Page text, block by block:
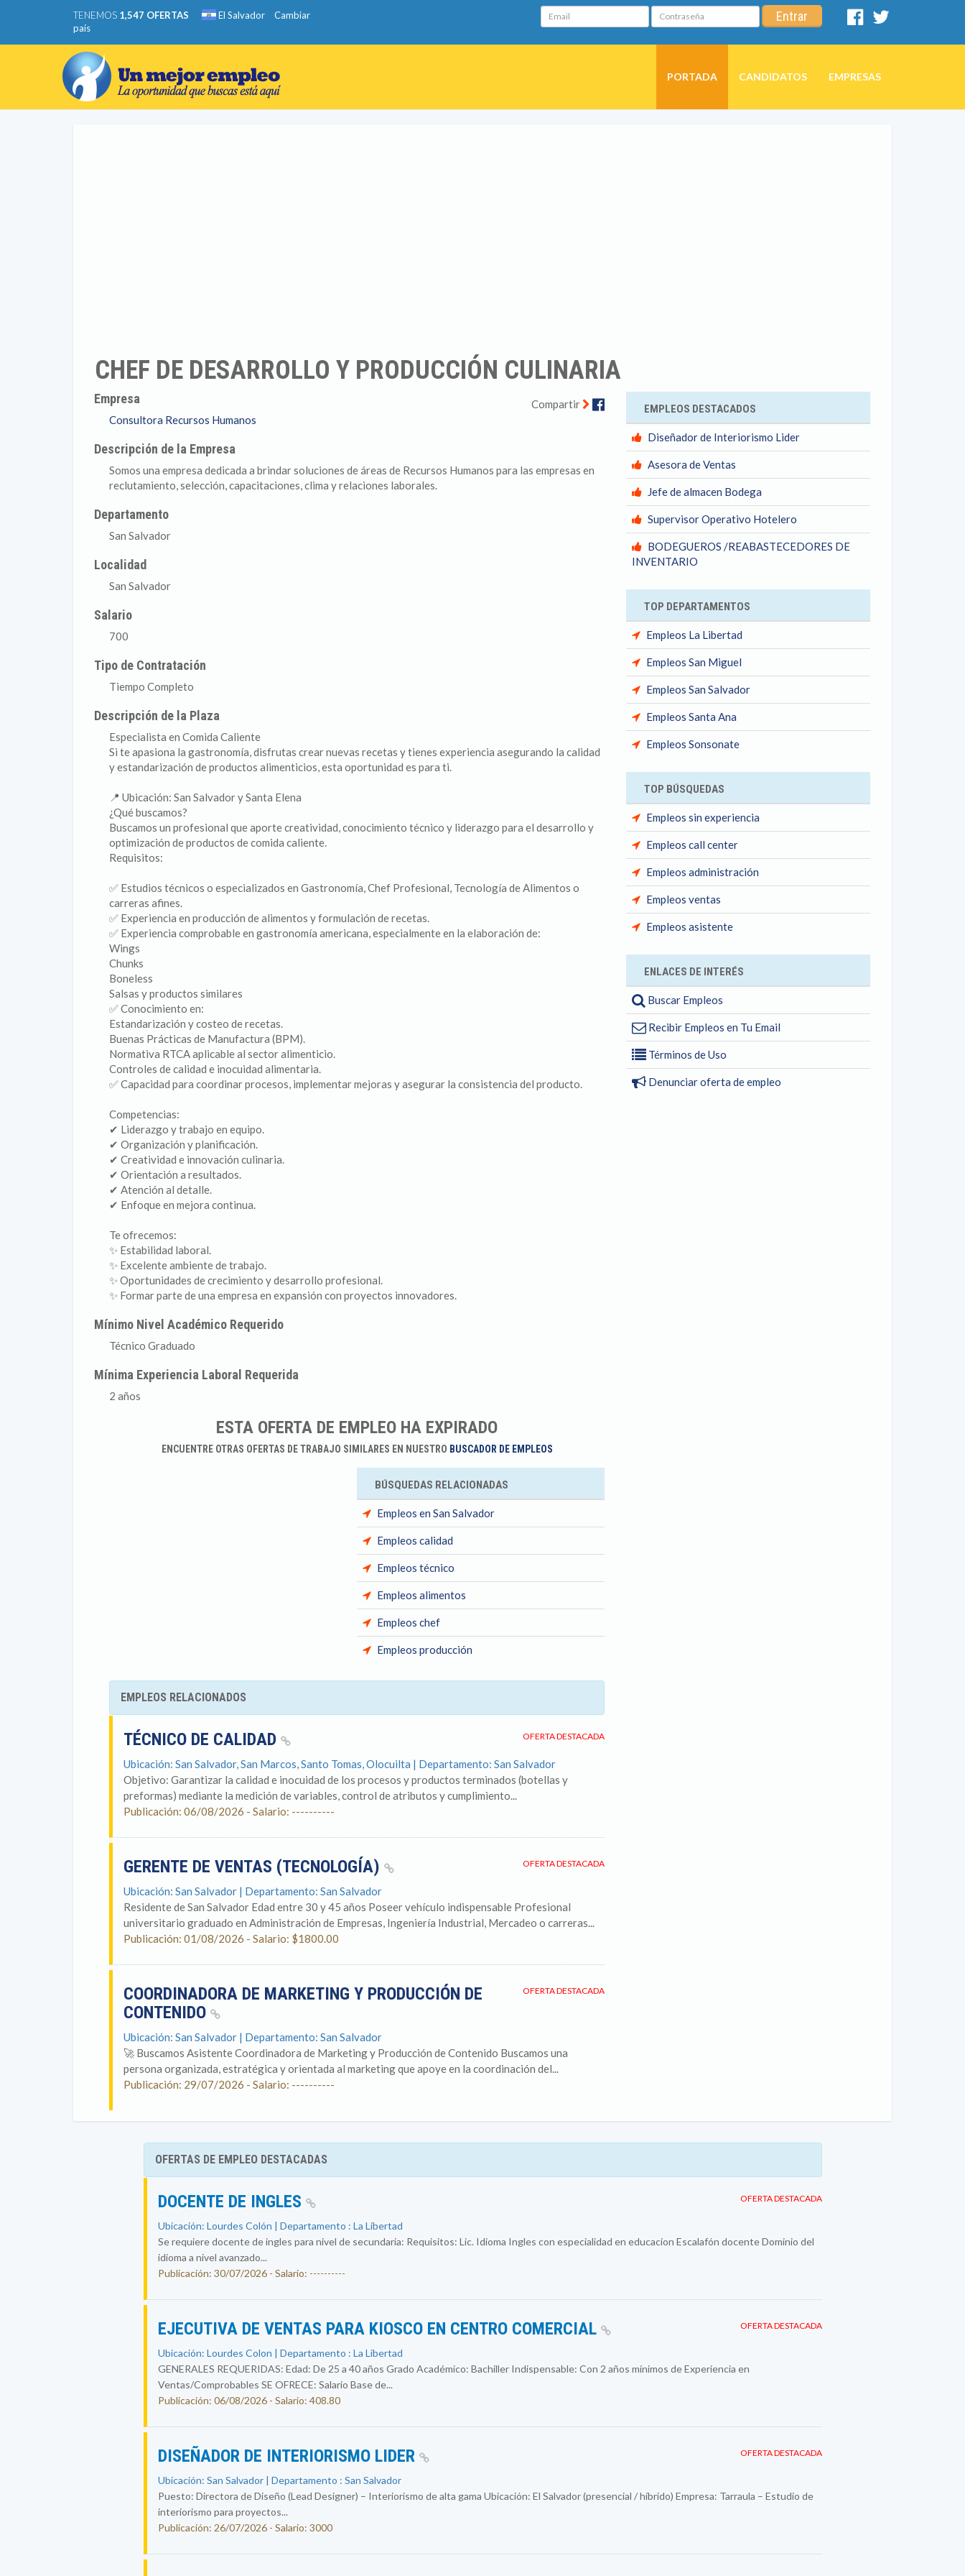
TENEMOS 1,547 OFERTAS El Salvador
Cambiar
país
Email Contraseña Entrar
Facebook
PORTADA CANDIDATOS EMPRESAS
CHEF DE DESARROLLO Y PRODUCCIÓN CULINARIA
Compartir Facebook
Empresa
Consultora Recursos Humanos
Descripción de la Empresa
Somos una empresa dedicada a brindar soluciones de áreas de Recursos Humanos para las empresas en
reclutamiento, selección, capacitaciones, clima y relaciones laborales.
Departamento
San Salvador
Localidad
San Salvador
Salario
700
Tipo de Contratación
Tiempo Completo
Descripción de la Plaza
Especialista en Comida Caliente
Si te apasiona la gastronomía, disfrutas crear nuevas recetas y tienes experiencia asegurando la calidad
y estandarización de productos alimenticios, esta oportunidad es para ti.
📍 Ubicación: San Salvador y Santa Elena
¿Qué buscamos?
Buscamos un profesional que aporte creatividad, conocimiento técnico y liderazgo para el desarrollo y
optimización de productos de comida caliente.
Requisitos:
✅ Estudios técnicos o especializados en Gastronomía, Chef Profesional, Tecnología de Alimentos o
carreras afines.
✅ Experiencia en producción de alimentos y formulación de recetas.
✅ Experiencia comprobable en gastronomía americana, especialmente en la elaboración de:
Wings
Chunks
Boneless
Salsas y productos similares
✅ Conocimiento en:
Estandarización y costeo de recetas.
Buenas Prácticas de Manufactura (BPM).
Normativa RTCA aplicable al sector alimenticio.
Controles de calidad e inocuidad alimentaria.
✅ Capacidad para coordinar procesos, implementar mejoras y asegurar la consistencia del producto.
Competencias:
✔ Liderazgo y trabajo en equipo.
✔ Organización y planificación.
✔ Creatividad e innovación culinaria.
✔ Orientación a resultados.
✔ Atención al detalle.
✔ Enfoque en mejora continua.
Te ofrecemos:
✨ Estabilidad laboral.
✨ Excelente ambiente de trabajo.
✨ Oportunidades de crecimiento y desarrollo profesional.
✨ Formar parte de una empresa en expansión con proyectos innovadores.
Mínimo Nivel Académico Requerido
Técnico Graduado
Mínima Experiencia Laboral Requerida
2 años
ESTA OFERTA DE EMPLEO HA EXPIRADO
ENCUENTRE OTRAS OFERTAS DE TRABAJO SIMILARES EN NUESTRO BUSCADOR DE EMPLEOS
BÚSQUEDAS RELACIONADAS
Empleos en San Salvador
Empleos calidad
Empleos técnico
Empleos alimentos
Empleos chef
Empleos producción
EMPLEOS RELACIONADOS
OFERTA DESTACADA
TÉCNICO DE CALIDAD
Ubicación: San Salvador, San Marcos, Santo Tomas, Olocuilta | Departamento: San Salvador
Objetivo: Garantizar la calidad e inocuidad de los procesos y productos terminados (botellas y
preformas) mediante la medición de variables, control de atributos y cumplimiento...
Publicación: 06/08/2026 - Salario: ----------
OFERTA DESTACADA
GERENTE DE VENTAS (TECNOLOGÍA)
Ubicación: San Salvador | Departamento: San Salvador
Residente de San Salvador Edad entre 30 y 45 años Poseer vehículo indispensable Profesional
universitario graduado en Administración de Empresas, Ingeniería Industrial, Mercadeo o carreras...
Publicación: 01/08/2026 - Salario: $1800.00
OFERTA DESTACADA
COORDINADORA DE MARKETING Y PRODUCCIÓN DE
CONTENIDO
Ubicación: San Salvador | Departamento: San Salvador
🚀 Buscamos Asistente Coordinadora de Marketing y Producción de Contenido Buscamos una
persona organizada, estratégica y orientada al marketing que apoye en la coordinación del...
Publicación: 29/07/2026 - Salario: ----------
EMPLEOS DESTACADOS
Diseñador de Interiorismo Lider
Asesora de Ventas
Jefe de almacen Bodega
Supervisor Operativo Hotelero
BODEGUEROS /REABASTECEDORES DE
INVENTARIO
TOP DEPARTAMENTOS
Empleos La Libertad
Empleos San Miguel
Empleos San Salvador
Empleos Santa Ana
Empleos Sonsonate
TOP BÚSQUEDAS
Empleos sin experiencia
Empleos call center
Empleos administración
Empleos ventas
Empleos asistente
ENLACES DE INTERÉS
Buscar Empleos
Recibir Empleos en Tu Email
Términos de Uso
Denunciar oferta de empleo
OFERTAS DE EMPLEO DESTACADAS
OFERTA DESTACADA
DOCENTE DE INGLES
Ubicación: Lourdes Colón | Departamento : La Libertad
Se requiere docente de ingles para nivel de secundaria: Requisitos: Lic. Idioma Ingles con especialidad en educacion Escalafón docente Dominio del
idioma a nivel avanzado...
Publicación: 30/07/2026 - Salario: ----------
OFERTA DESTACADA
EJECUTIVA DE VENTAS PARA KIOSCO EN CENTRO COMERCIAL
Ubicación: Lourdes Colon | Departamento : La Libertad
GENERALES REQUERIDAS: Edad: De 25 a 40 años Grado Académico: Bachiller Indispensable: Con 2 años mínimos de Experiencia en
Ventas/Comprobables SE OFRECE: Salario Base de...
Publicación: 06/08/2026 - Salario: 408.80
OFERTA DESTACADA
DISEÑADOR DE INTERIORISMO LIDER
Ubicación: San Salvador | Departamento : San Salvador
Puesto: Directora de Diseño (Lead Designer) – Interiorismo de alta gama Ubicación: El Salvador (presencial / híbrido) Empresa: Tarraula – Estudio de
interiorismo para proyectos...
Publicación: 26/07/2026 - Salario: 3000